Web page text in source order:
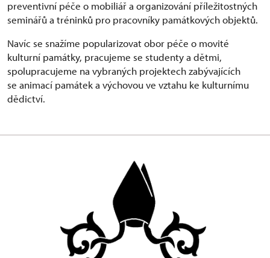
preventivní péče o mobiliář a organizování příležitostných
seminářů a tréninků pro pracovníky památkových objektů.
Navíc se snažíme popularizovat obor péče o movité
kulturní památky, pracujeme se studenty a dětmi,
spolupracujeme na vybraných projektech zabývajících
se animací památek a výchovou ve vztahu ke kulturnímu
dědictví.